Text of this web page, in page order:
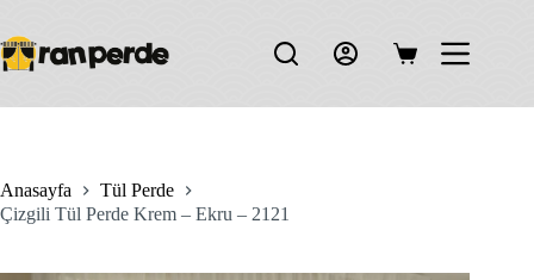
content
Shopping
Anasayfa
Tül Perde
Çizgili Tül Perde Krem – Ekru – 2121